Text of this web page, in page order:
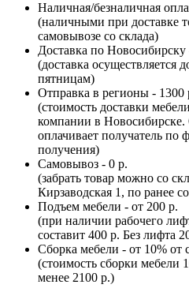
Наличная/безналичная
(наличными при доставке
самовывозе со склада)
Доставка по Новосибирску
(доставка осуществляется
пятницам)
Отправка в регионы - 1300
(стоимость доставки
компании в
оплачивает получатель по
получения)
Самовывоз - 0 р.
(забрать товар можно со
Кирзаводская 1, по ранее
Подъем мебели - от 200 р.
(при наличии рабочего
составит 400 р. Без лифта
Сборка мебели - от 10% от
(стоимость сборки мебели
менее 2100 р.)